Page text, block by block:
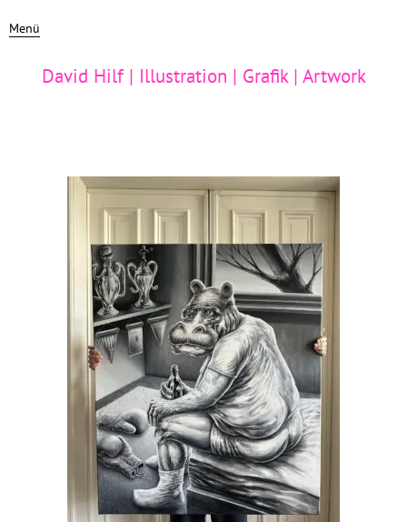
Menü
David Hilf | Illustration | Grafik | Artwork